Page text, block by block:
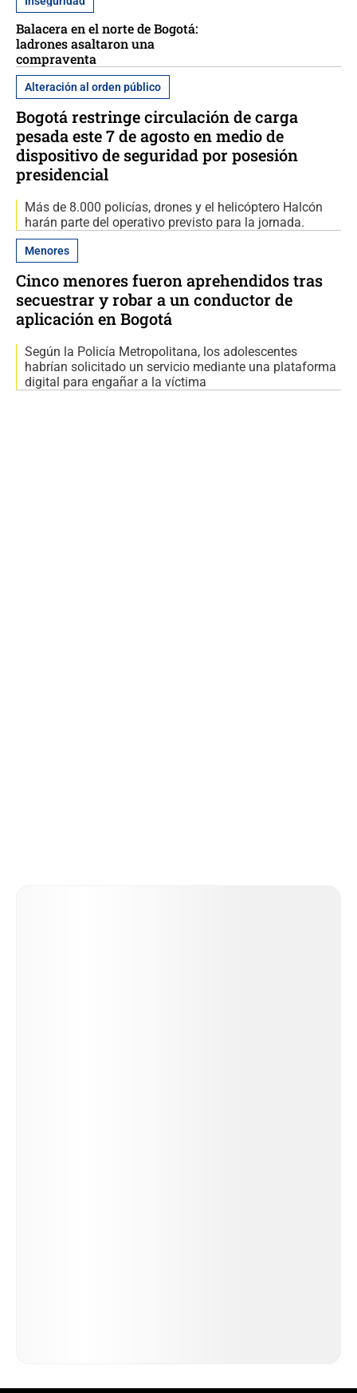
Balacera en el norte de Bogotá:
ladrones asaltaron una
compraventa
Alteración al orden público
Bogotá restringe circulación de carga
pesada este 7 de agosto en medio de
dispositivo de seguridad por posesión
presidencial
Más de 8.000 policías, drones y el helicóptero Halcón
harán parte del operativo previsto para la jornada.
Menores
Cinco menores fueron aprehendidos tras
secuestrar y robar a un conductor de
aplicación en Bogotá
Según la Policía Metropolitana, los adolescentes
habrían solicitado un servicio mediante una plataforma
digital para engañar a la víctima